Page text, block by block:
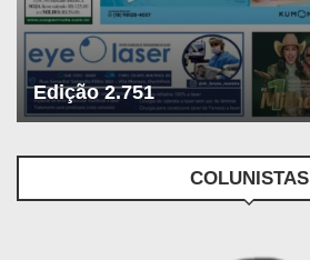
Edição 2.751
COLUNISTAS